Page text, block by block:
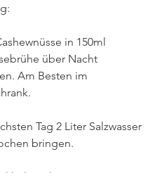
in 150ml
über Nacht
Am Besten im
Tag 2 Liter Salzwasser
bringen.